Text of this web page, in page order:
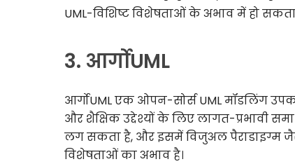
UML-विशिष्ट विशेषताओं के अभाव में हो सकता
3. आर्गोUML
आर्गोUML एक ओपन-सोर्स UML मॉडलिंग
और शैक्षिक उद्देश्यों के लिए लागत-प्रभावी
लग सकता है, और इसमें विजुअल पैराडाइग्म
विशेषताओं का अभाव है।